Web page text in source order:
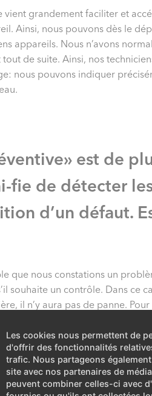
Les cookies nous permettent de
d'offrir des fonctionnalités
trafic. Nous partageons
site avec nos partenaires de
peuvent combiner celles-ci avec
vient grandement faciliter et
Ainsi, nous pouvons dès le
appareils. Nous n’avons
de suite. Ainsi, nos
nous pouvons indiquer
est de
fie de détecter
d’un défaut.
que nous constations un
souhaite un contrôle. Dans ce
il n’y aura pas de panne.
piquet. En d’autres termes:
«d’interventions d’urgence».